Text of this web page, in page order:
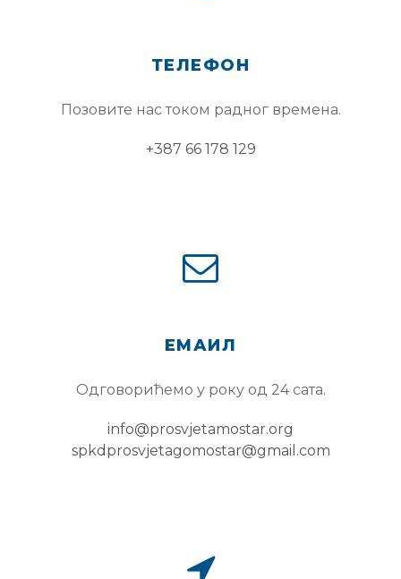
ТЕЛЕФОН
Позовите нас током радног времена.
+387 66 178 129
ЕМАИЛ
Одговорићемо у року од 24 сата.
info@prosvjetamostar.org
spkdprosvjetagomostar@gmail.com